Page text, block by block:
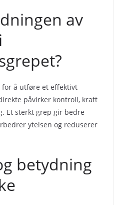
av
for å utføre et effektivt
påvirker kontroll, kraft
Et sterkt grep gir bedre
ytelsen og reduserer
betydning